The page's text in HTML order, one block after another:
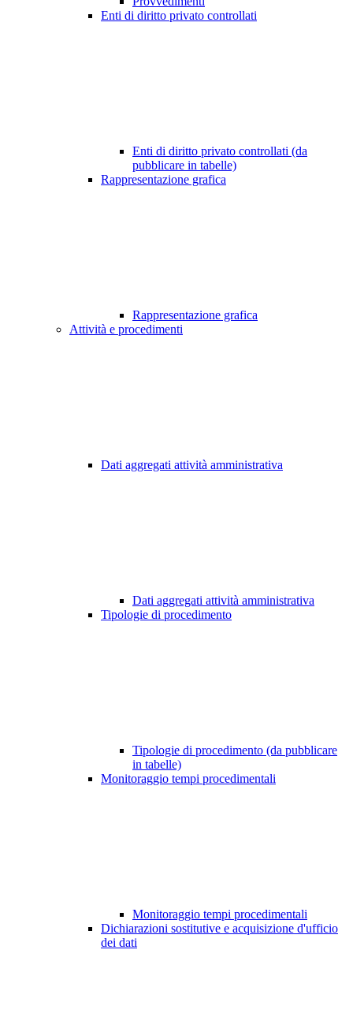
Enti di diritto privato controllati
Enti di diritto privato controllati (da
pubblicare in tabelle)
Rappresentazione grafica
Rappresentazione grafica
Attività e procedimenti
Dati aggregati attività amministrativa
Dati aggregati attività amministrativa
Tipologie di procedimento
Tipologie di procedimento (da pubblicare
in tabelle)
Monitoraggio tempi procedimentali
Monitoraggio tempi procedimentali
Dichiarazioni sostitutive e acquisizione d'ufficio
dei dati